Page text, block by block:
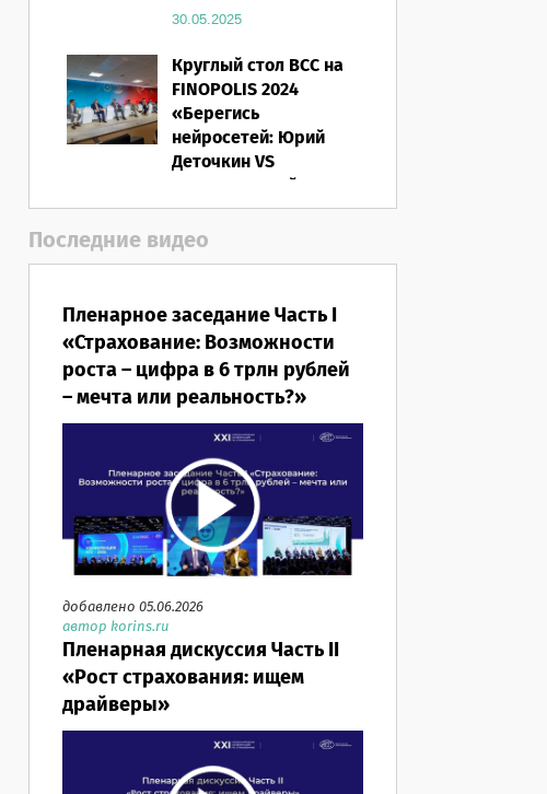
30.05.2025
Круглый стол ВСС на
FINOPOLIS 2024
«Берегись
нейросетей: Юрий
Деточкин VS
искусственный
интеллект»
12.11.2024
Последние видео
Пленарное заседание Часть I
«Страхование: Возможности
роста – цифра в 6 трлн рублей
– мечта или реальность?»
добавлено 05.06.2026
автор korins.ru
Пленарная дискуссия Часть II
«Рост страхования: ищем
драйверы»